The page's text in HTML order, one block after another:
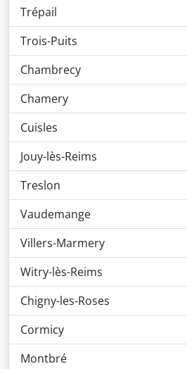
Trépail
Trois-Puits
Chambrecy
Chamery
Cuisles
Jouy-lès-Reims
Treslon
Vaudemange
Villers-Marmery
Witry-lès-Reims
Chigny-les-Roses
Cormicy
Montbré